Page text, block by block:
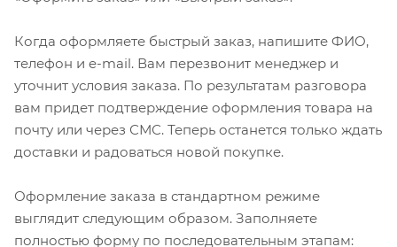
Когда оформляете быстрый заказ, напишите ФИО,
телефон и e-mail. Вам перезвонит менеджер и
уточнит условия заказа. По результатам разговора
вам придет подтверждение оформления товара на
почту или через СМС. Теперь останется только ждать
доставки и радоваться новой покупке.
Оформление заказа в стандартном режиме
выглядит следующим образом. Заполняете
полностью форму по последовательным этапам: